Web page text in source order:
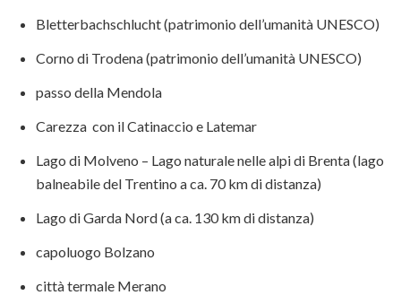
Bletterbachschlucht (patrimonio dell’umanità UNESCO)
Corno di Trodena (patrimonio dell’umanità UNESCO)
passo della Mendola
Carezza con il Catinaccio e Latemar
Lago di Molveno – Lago naturale nelle alpi di Brenta (lago
balneabile del Trentino a ca. 70 km di distanza)
Lago di Garda Nord (a ca. 130 km di distanza)
capoluogo Bolzano
città termale Merano